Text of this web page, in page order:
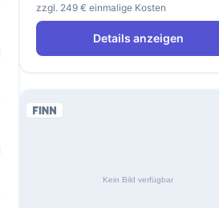
zzgl. 249 € einmalige Kosten
Details anzeigen